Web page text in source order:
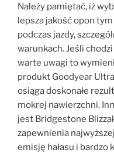
Należy pamiętać, iż
lepsza jakość opon
podczas jazdy,
warunkach. Jeśli
warte uwagi to
produkt Goodyear
osiąga doskonałe
mokrej nawierzchni.
jest Bridgestone
zapewnienia
emisję hałasu i